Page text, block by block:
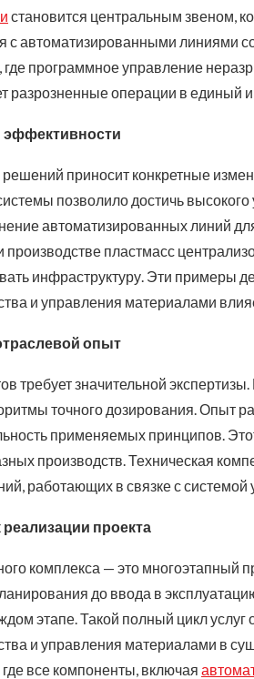
становится центральным звеном,
с автоматизированными линиями
где программное управление
разрозненные операции в единый
эффективности
приносит конкретные
позволило достичь
автоматизированных линий
производстве пластмасс
инфраструктуру. Эти примеры
и управления материалами
опыт
требует значительной
точного дозирования.
применяемых принципов.
производств. Техническая
работающих в связке с системой
проекта
комплекса — это многоэтапный
до ввода в
этапе. Такой полный цикл
и управления материалами в
все компоненты, включая